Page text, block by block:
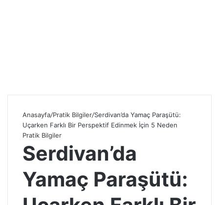
Anasayfa/Pratik Bilgiler/Serdivan’da Yamaç Paraşütü:
Uçarken Farklı Bir Perspektif Edinmek İçin 5 Neden
Pratik Bilgiler
Serdivan’da
Yamaç Paraşütü: